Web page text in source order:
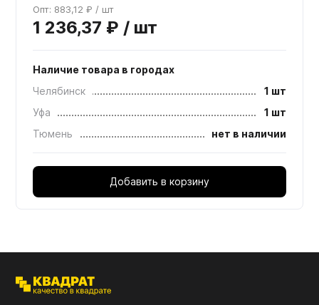
Опт: 883,12 ₽ / шт
1 236,37 ₽ / шт
Наличие товара в городах
Челябинск
1 шт
Уфа
1 шт
Тюмень
нет в наличии
Добавить в корзину